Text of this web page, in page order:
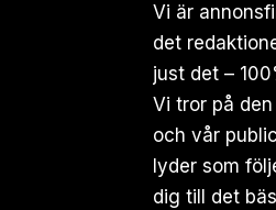
Vi är
det
just det –
Vi tror på
och vår
lyder som
dig till det